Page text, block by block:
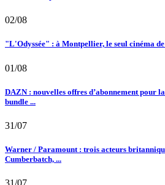
02/08
"L'Odyssée" : à Montpellier, le seul cinéma
01/08
DAZN : nouvelles offres d’abonnement pour
bundle ...
31/07
Warner / Paramount : trois acteurs
Cumberbatch, ...